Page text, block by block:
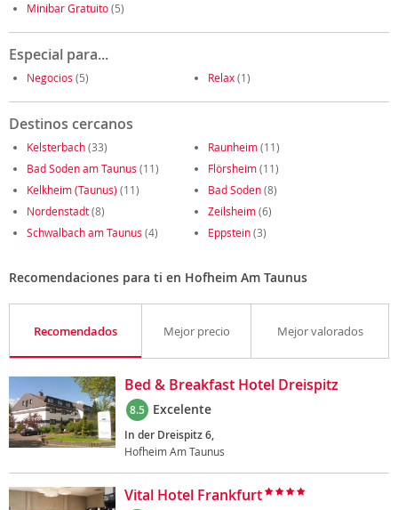
Minibar Gratuito(5)
Especial para...
Negocios (5) Relax(1)
Destinos cercanos
Kelsterbach(33) Raunheim(11)
Bad Soden am Taunus (11) Flörsheim(11)
Kelkheim (Taunus) (11) Bad Soden(8)
Nordenstadt(8) Zeilsheim(6)
Schwalbach am Taunus (4) Eppstein(3)
Recomendaciones para ti en Hofheim Am Taunus
Recomendados Mejor precio Mejor valorados
Bed & Breakfast Hotel Dreispitz
8.5 Excelente
In der Dreispitz 6,
Hofheim Am Taunus
Vital Hotel Frankfurt